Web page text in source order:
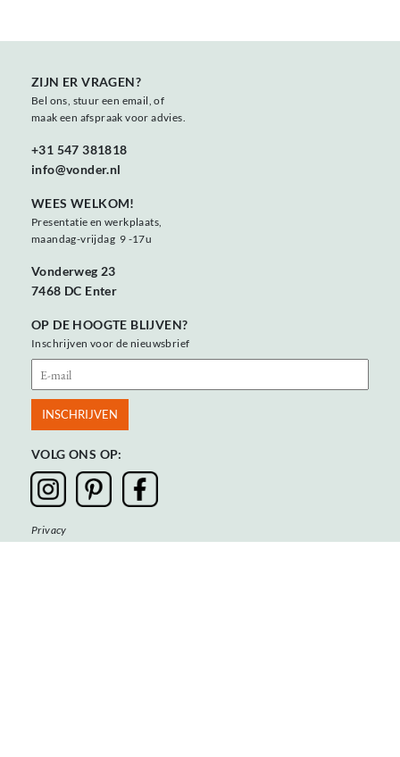
ZIJN ER VRAGEN?
Bel ons, stuur een email, of
maak een afspraak voor advies.
+31 547 381818
info@vonder.nl
WEES WELKOM!
Presentatie en werkplaats,
maandag-vrijdag 9 -17u
Vonderweg 23
7468 DC Enter
OP DE HOOGTE BLIJVEN?
Inschrijven voor de nieuwsbrief
VOLG ONS OP:
Privacy
Algemene voorwaarden